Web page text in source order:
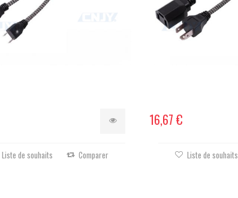
Liste de souhaits Comparer
16,67 €
Liste de souhaits